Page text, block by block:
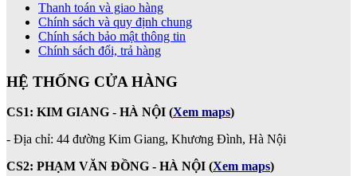
Thanh toán và giao hàng
Chính sách và quy định chung
Chính sách bảo mật thông tin
Chính sách đổi, trả hàng
HỆ THỐNG CỬA HÀNG
CS1: KIM GIANG - HÀ NỘI (Xem maps)
- Địa chỉ: 44 đường Kim Giang, Khương Đình, Hà Nội
CS2: PHẠM VĂN ĐỒNG - HÀ NỘI (Xem maps)